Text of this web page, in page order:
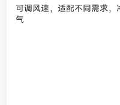
可调风速，适配不同需求
气